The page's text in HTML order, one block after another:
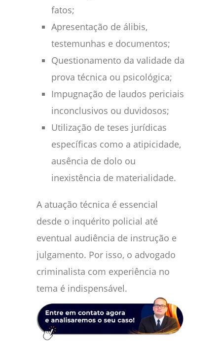
fatos;
Apresentação de álibis,
testemunhas e documentos;
Questionamento da validade da
prova técnica ou psicológica;
Impugnação de laudos periciais
inconclusivos ou duvidosos;
Utilização de teses jurídicas
específicas como a atipicidade,
ausência de dolo ou
inexistência de materialidade.
A atuação técnica é essencial
desde o inquérito policial até
eventual audiência de instrução e
julgamento. Por isso, o advogado
criminalista com experiência no
tema é indispensável.